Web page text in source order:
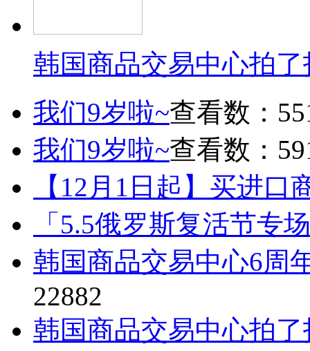
韩国商品交易中心拍
我们9岁啦~查看数：
我们9岁啦~查看数：
【12月1日起】买进口
「5.5俄罗斯复活节专
韩国商品交易中心6周
22882
韩国商品交易中心拍